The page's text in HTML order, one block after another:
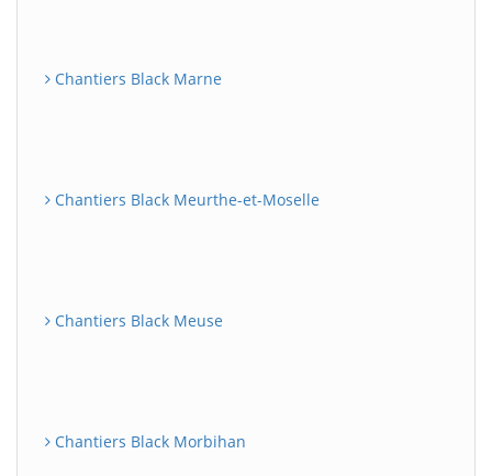
Chantiers Black Marne
Chantiers Black Meurthe-et-Moselle
Chantiers Black Meuse
Chantiers Black Morbihan